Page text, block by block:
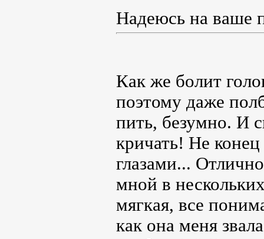
Надеюсь на ваше
Как же болит
поэтому даже
пить, безумно. И
кричать! Не
глазами...
мной в
мягкая, все
как она меня